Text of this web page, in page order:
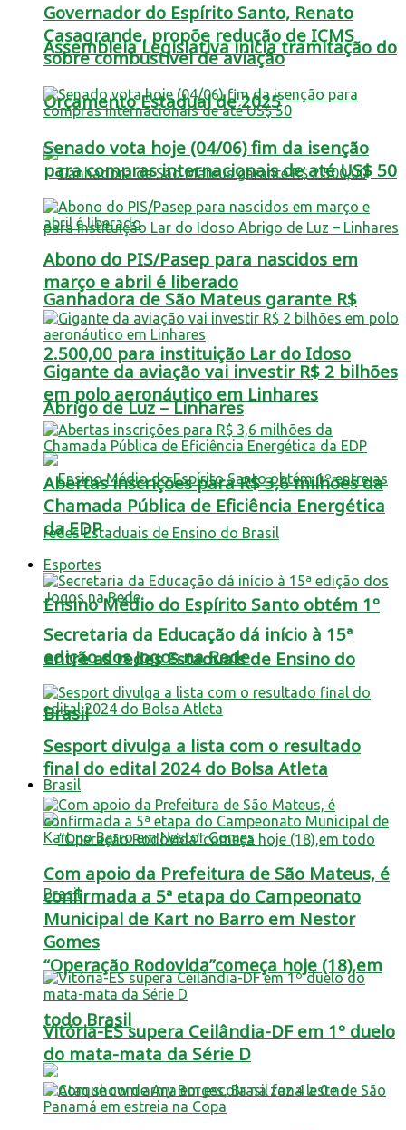
Assembleia Legislativa inicia tramitação do
Orçamento Estadual de 2025
Ganhadora de São Mateus garante R$
2.500,00 para instituição Lar do Idoso
Abrigo de Luz – Linhares
Ensino Médio do Espírito Santo obtém 1º
entre as redes Estaduais de Ensino do
Brasil
Brasil
“Operação Rodovida”começa hoje (18),em
todo Brasil
Governador do Espírito Santo, Renato
Casagrande, propõe redução de ICMS
sobre combustível de aviação
Senado vota hoje (04/06) fim da isenção
para compras internacionais de até US$ 50
Abono do PIS/Pasep para nascidos em
março e abril é liberado
Gigante da aviação vai investir R$ 2 bilhões
em polo aeronáutico em Linhares
Abertas inscrições para R$ 3,6 milhões da
Chamada Pública de Eficiência Energética
da EDP
Esportes
Secretaria da Educação dá início à 15ª
edição dos Jogos na Rede
Sesport divulga a lista com o resultado
final do edital 2024 do Bolsa Atleta
Com apoio da Prefeitura de São Mateus, é
confirmada a 5ª etapa do Campeonato
Municipal de Kart no Barro em Nestor
Gomes
Vitória-ES supera Ceilândia-DF em 1º duelo
do mata-mata da Série D